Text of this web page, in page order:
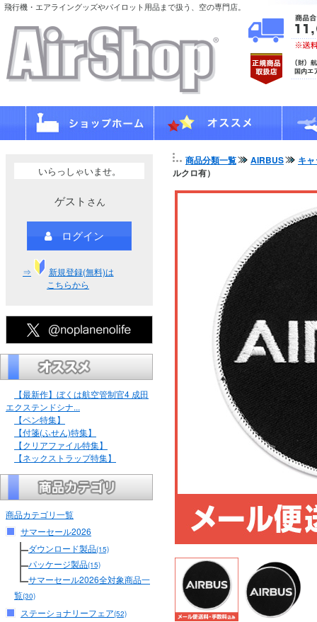
飛行機・エアライングッズやパイロット用品まで扱う、空の専門店。
いらっしゃいませ。
ゲスト さん
ログイン
⇒
新規登録(無料)は
こちらから
【最新作】ぼくは航空管制官4 成田
エクステンドシナ...
【ペン特集】
【付箋(ふせん)特集】
【クリアファイル特集】
【ネックストラップ特集】
商品カテゴリ一覧
サマーセール2026
ダウンロード製品(15)
パッケージ製品(15)
サマーセール2026全対象商品一
覧(30)
ステーショナリーフェア(52)
商品分類一覧 AIRBUS
キ
ルクロ有）